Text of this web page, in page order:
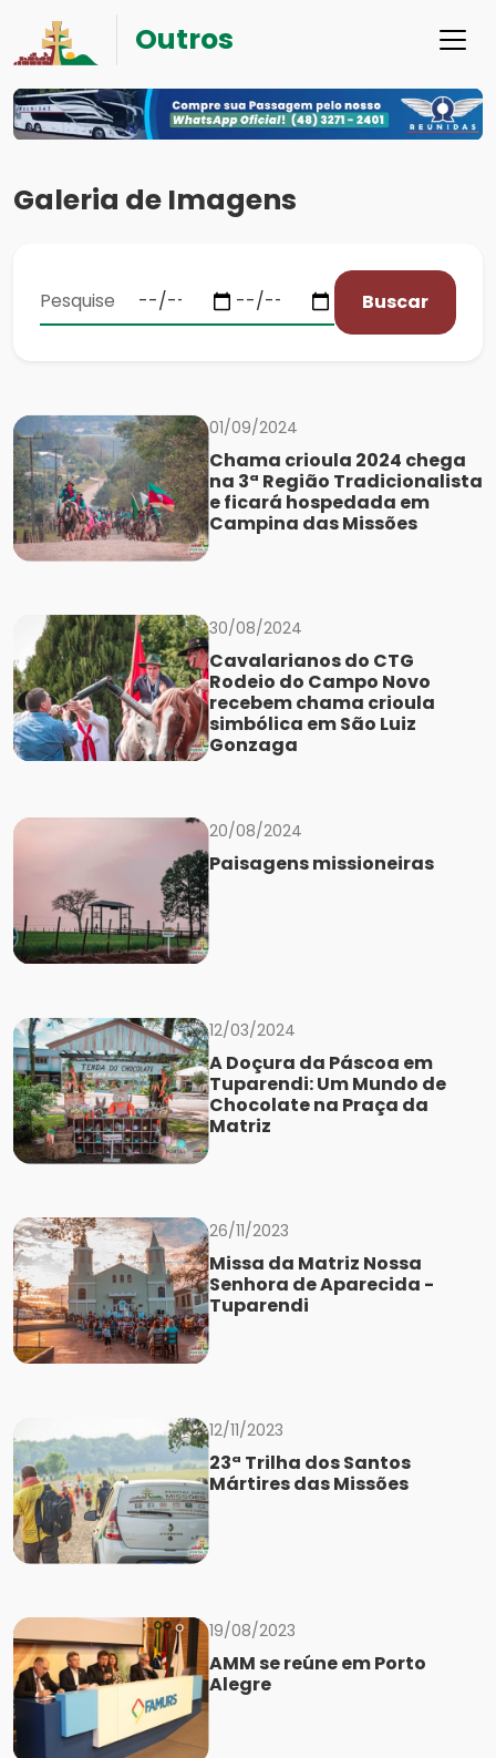
Outros
Galeria de Imagens
Buscar
01/09/2024
Chama crioula 2024 chega
na 3ª Região Tradicionalista
e ficará hospedada em
Campina das Missões
30/08/2024
Cavalarianos do CTG
Rodeio do Campo Novo
recebem chama crioula
simbólica em São Luiz
Gonzaga
20/08/2024
Paisagens missioneiras
12/03/2024
A Doçura da Páscoa em
Tuparendi: Um Mundo de
Chocolate na Praça da
Matriz
26/11/2023
Missa da Matriz Nossa
Senhora de Aparecida -
Tuparendi
12/11/2023
23ª Trilha dos Santos
Mártires das Missões
19/08/2023
AMM se reúne em Porto
Alegre